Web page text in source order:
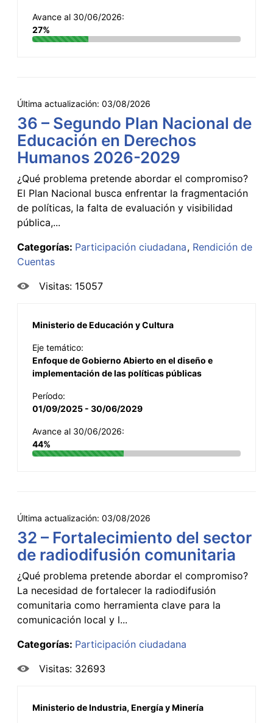
Avance al 30/06/2026:
27%
Última actualización: 03/08/2026
36 – Segundo Plan Nacional de
Educación en Derechos
Humanos 2026-2029
¿Qué problema pretende abordar el compromiso?
El Plan Nacional busca enfrentar la fragmentación
de políticas, la falta de evaluación y visibilidad
pública,...
Categorías: Participación ciudadana Rendición de
Cuentas
Visitas: 15057
Ministerio de Educación y Cultura
Eje temático:
Enfoque de Gobierno Abierto en el diseño e
implementación de las políticas públicas
Período:
01/09/2025 - 30/06/2029
Avance al 30/06/2026:
44%
Última actualización: 03/08/2026
32 – Fortalecimiento del sector
de radiodifusión comunitaria
¿Qué problema pretende abordar el compromiso?
La necesidad de fortalecer la radiodifusión
comunitaria como herramienta clave para la
comunicación local y l...
Categorías: Participación ciudadana
Visitas: 32693
Ministerio de Industria, Energía y Minería